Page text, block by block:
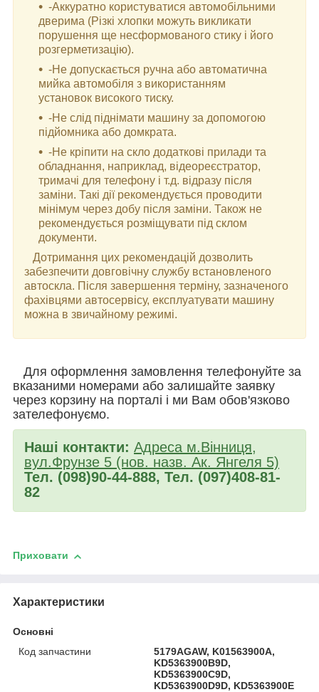
-Аккуратно користуватися автомобільними
дверима (Різкі хлопки можуть викликати
порушення ще несформованого стику і його
розгерметизацію).
-Не допускається ручна або автоматична
мийка автомобіля з використанням
установок високого тиску.
-Не слід піднімати машину за допомогою
підйомника або домкрата.
-Не кріпити на скло додаткові прилади та
обладнання, наприклад, відеореєстратор,
тримачі для телефону і т.д. відразу після
заміни. Такі дії рекомендується проводити
мінімум через добу після заміни. Також не
рекомендується розміщувати під склом
документи.
Дотримання цих рекомендацій дозволить
забезпечити довговічну службу встановленого
автоскла. Після завершення терміну, зазначеного
фахівцями автосервісу, експлуатувати машину
можна в звичайному режимі.
Для оформлення замовлення телефонуйте за
вказаними номерами або залишайте заявку
через корзину на порталі і ми Вам обов'язково
зателефонуємо.
Наші контакти: Адреса м.Вінниця,
вул.Фрунзе 5 (нов. назв. Ак. Янгеля 5)
Тел. (098)90-44-888, Тел. (097)408-81-
82
Приховати
Характеристики
Основні
Код запчастини
5179AGAW, K01563900A,
KD5363900B9D,
KD5363900C9D,
KD5363900D9D, KD5363900E